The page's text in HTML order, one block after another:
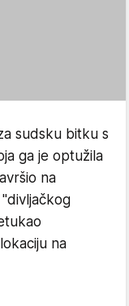
sudsku bitku s
ga je optužila
na
na